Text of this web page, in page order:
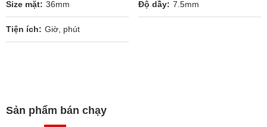
Size mặt 36mm Độ dầy 7.5mm
Tiện ích Giờ, phút
Sản phẩm bán chạy